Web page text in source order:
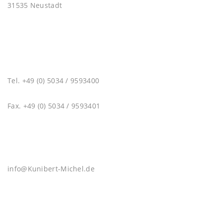
31535 Neustadt
Tel. +49 (0) 5034 / 9593400
Fax. +49 (0) 5034 / 9593401
info@Kunibert-Michel.de